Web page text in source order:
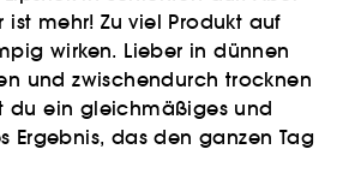
ist mehr! Zu viel Produkt auf
wirken. Lieber in dünnen
und zwischendurch trocknen
du ein gleichmäßiges und
Ergebnis, das den ganzen Tag